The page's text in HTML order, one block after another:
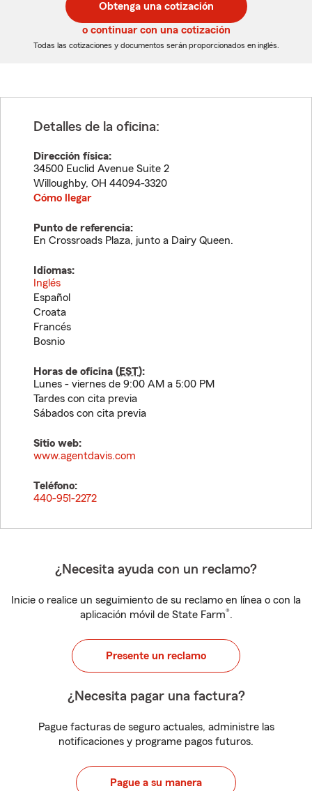
de
5
dígitos
de
5
dígitos
Obtenga una cotización
o continuar con una cotización
Todas las cotizaciones y documentos serán proporcionados en inglés.
Detalles de la oficina:
Dirección física:
34500 Euclid Avenue Suite 2
Willoughby, OH 44094-3320
Cómo llegar
Punto de referencia:
En Crossroads Plaza, junto a Dairy Queen.
Idiomas:
Inglés
Español
Croata
Francés
Bosnio
Horas de oficina (EST):
Lunes - viernes de 9:00 AM a 5:00 PM
Tardes con cita previa
Sábados con cita previa
Sitio web:
www.agentdavis.com
Teléfono:
440-951-2272
¿Necesita ayuda con un reclamo?
Inicie o realice un seguimiento de su reclamo en línea o con la
aplicación móvil de State Farm®.
Presente un reclamo
¿Necesita pagar una factura?
Pague facturas de seguro actuales, administre las
notificaciones y programe pagos futuros.
Pague a su manera